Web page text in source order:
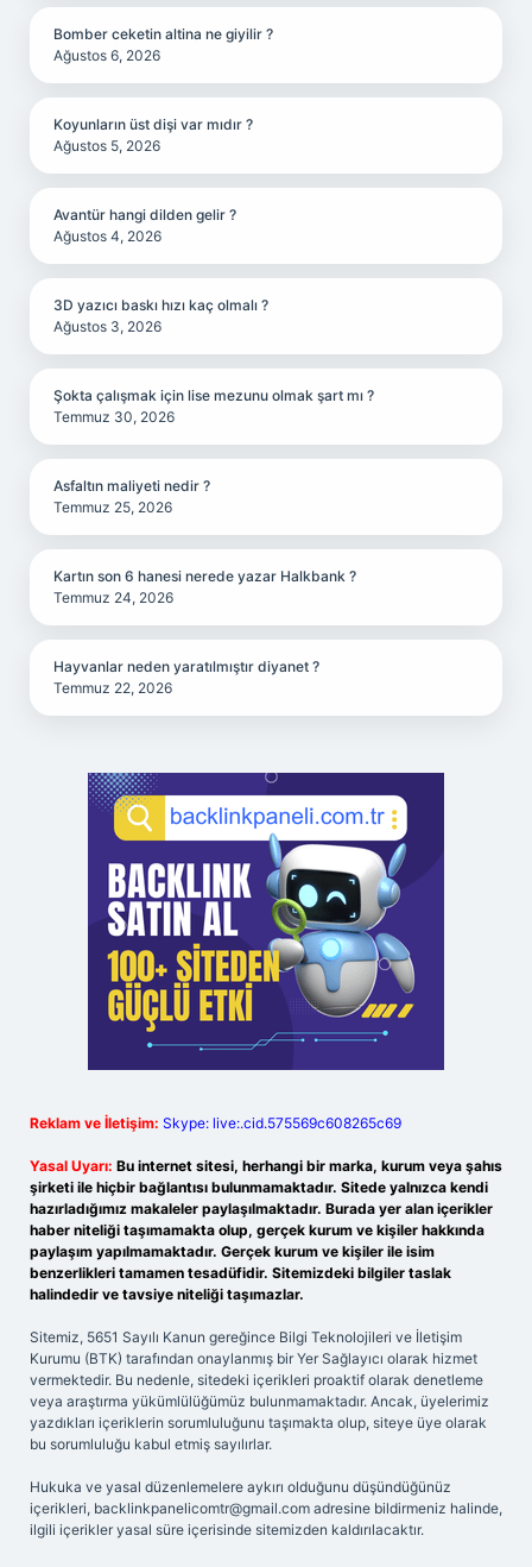
Bomber ceketin altina ne giyilir ?
Ağustos 6, 2026
Koyunların üst dişi var mıdır ?
Ağustos 5, 2026
Avantür hangi dilden gelir ?
Ağustos 4, 2026
3D yazıcı baskı hızı kaç olmalı ?
Ağustos 3, 2026
Şokta çalışmak için lise mezunu olmak şart mı ?
Temmuz 30, 2026
Asfaltın maliyeti nedir ?
Temmuz 25, 2026
Kartın son 6 hanesi nerede yazar Halkbank ?
Temmuz 24, 2026
Hayvanlar neden yaratılmıştır diyanet ?
Temmuz 22, 2026
Reklam ve İletişim: Skype: live:.cid.575569c608265c69
Yasal Uyarı: Bu internet sitesi, herhangi bir marka, kurum veya şahıs
şirketi ile hiçbir bağlantısı bulunmamaktadır. Sitede yalnızca kendi
hazırladığımız makaleler paylaşılmaktadır. Burada yer alan içerikler
haber niteliği taşımamakta olup, gerçek kurum ve kişiler hakkında
paylaşım yapılmamaktadır. Gerçek kurum ve kişiler ile isim
benzerlikleri tamamen tesadüfidir. Sitemizdeki bilgiler taslak
halindedir ve tavsiye niteliği taşımazlar.
Sitemiz, 5651 Sayılı Kanun gereğince Bilgi Teknolojileri ve İletişim
Kurumu (BTK) tarafından onaylanmış bir Yer Sağlayıcı olarak hizmet
vermektedir. Bu nedenle, sitedeki içerikleri proaktif olarak denetleme
veya araştırma yükümlülüğümüz bulunmamaktadır. Ancak, üyelerimiz
yazdıkları içeriklerin sorumluluğunu taşımakta olup, siteye üye olarak
bu sorumluluğu kabul etmiş sayılırlar.
Hukuka ve yasal düzenlemelere aykırı olduğunu düşündüğünüz
içerikleri, backlinkpanelicomtr@gmail.com adresine bildirmeniz halinde,
ilgili içerikler yasal süre içerisinde sitemizden kaldırılacaktır.